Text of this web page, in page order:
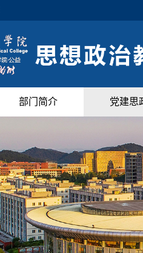
部门简介 党建思